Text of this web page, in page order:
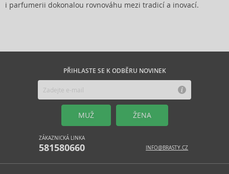
i parfumerii dokonalou rovnováhu mezi tradicí a inovací.
PŘIHLASTE SE K ODBĚRU NOVINEK
MUŽ ŽENA
ZÁKAZNICKÁ LINKA
581580660 INFO@BRASTY.CZ